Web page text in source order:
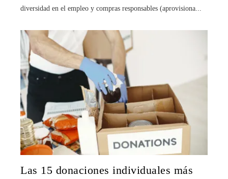
diversidad en el empleo y compras responsables (aprovisiona...
Las 15 donaciones individuales más